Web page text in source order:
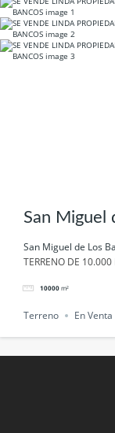
San Miguel
Ecuador
San Miguel de Los
TERRENO DE
10000 m²
Terreno En Venta